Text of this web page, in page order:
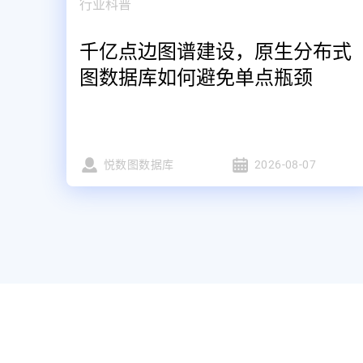
行业科普
千亿点边图谱建设，原生分布式
图数据库如何避免单点瓶颈
悦数图数据库 2026-08-07